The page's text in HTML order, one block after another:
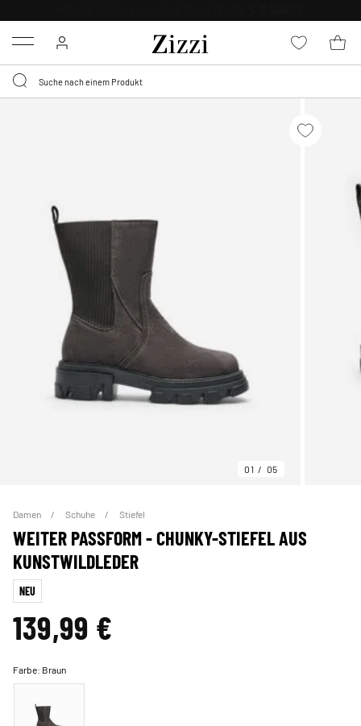
Menu
01 05
Damen Schuhe Stiefel
WEITER PASSFORM - CHUNKY-STIEFEL AUS
KUNSTWILDLEDER
NEU
139,99 €
Farbe: Braun